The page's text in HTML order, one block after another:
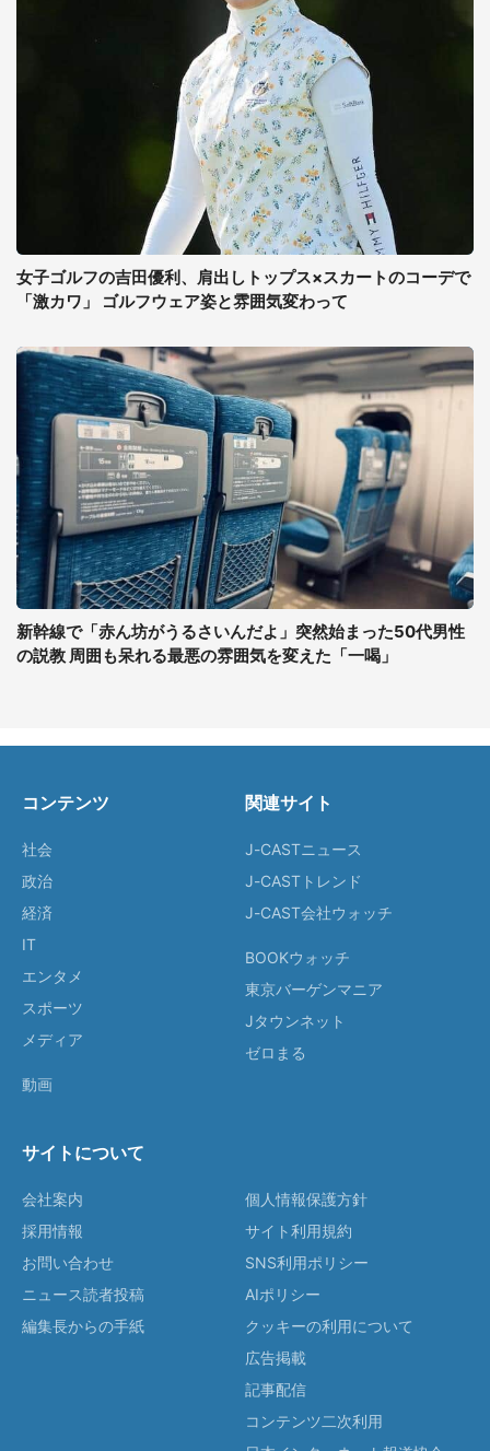
女子ゴルフの吉田優利、肩出しトップス×スカートのコーデで
「激カワ」 ゴルフウェア姿と雰囲気変わって
新幹線で「赤ん坊がうるさいんだよ」突然始まった50代男性
の説教 周囲も呆れる最悪の雰囲気を変えた「一喝」
コンテンツ
社会
政治
経済
IT
エンタメ
スポーツ
メディア
動画
関連サイト
J-CASTニュース
J-CASTトレンド
J-CAST会社ウォッチ
BOOKウォッチ
東京バーゲンマニア
Jタウンネット
ゼロまる
サイトについて
会社案内
採用情報
お問い合わせ
ニュース読者投稿
編集長からの手紙
個人情報保護方針
サイト利用規約
SNS利用ポリシー
AIポリシー
クッキーの利用について
広告掲載
記事配信
コンテンツ二次利用